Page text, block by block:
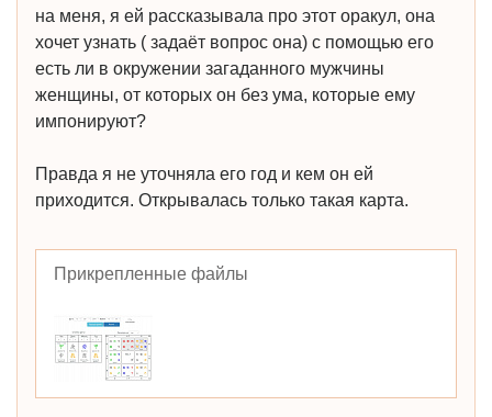
на меня, я ей рассказывала про этот оракул, она
хочет узнать ( задаёт вопрос она) с помощью его
есть ли в окружении загаданного мужчины
женщины, от которых он без ума, которые ему
импонируют?
Правда я не уточняла его год и кем он ей
приходится. Открывалась только такая карта.
Прикрепленные файлы